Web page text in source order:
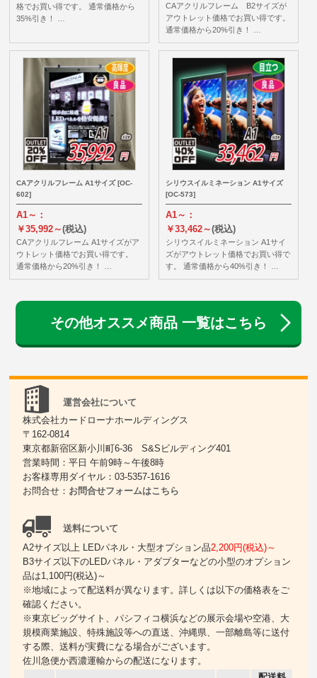
格でお買い得です。 通常価格から
35%引き！ …
CAアクリルフレーム B2サイズが
アウトレット価格でお買い得です。
通常価格から20%引き！ …
CAアクリルフレーム A1サイズ [OC-
602]
A1～：
￥35,992～(税込)
CAアクリルフレーム A1サイズがア
ウトレット価格でお買い得です。
通常価格から20%引き！ …
シリウスイルミネーション A1サイズ
[OC-573]
A1～：
￥33,462～(税込)
シリウスイルミネーション A1サイ
ズがアウトレット価格でお買い得で
す。 通常価格から40%引き！ …
その他オススメ商品 一覧はこちら
運営会社について
株式会社カードローナホールディングス
〒162-0814
東京都新宿区新小川町6-36 S&Sビルディング401
営業時間：平日 午前9時～午後8時
お客様専用ダイヤル：03-5357-1616
お問合せ： お問合せフォームはこちら
送料について
A2サイズ以上 LEDパネル・大型オプション品2,200円(税込)～
B3サイズ以下のLEDパネル・アダプターなどの小型のオプション
品は1,100円(税込)～
※地域によって配送料が異なります。詳しくは以下の価格表をご
確認ください。
※東京ビッグサイト、パシフィコ横浜などの展示会場や空港、大
規模商業施設、特殊施設等への直送、沖縄県、一部離島等に送付
する際、送料が実費になる場合がございます。
佐川急便か西濃運輸からの配送になります。